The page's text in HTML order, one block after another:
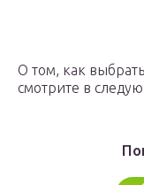
О том, как
смотрите в